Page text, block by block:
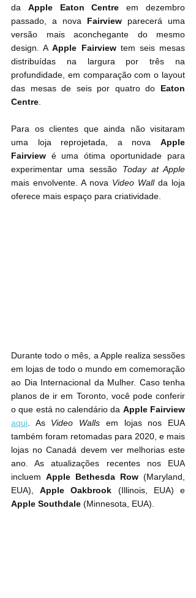
da Apple Eaton Centre em dezembro
passado, a nova Fairview parecerá uma
versão mais aconchegante do mesmo
design. A Apple Fairview tem seis mesas
distribuídas na largura por três na
profundidade, em comparação com o layout
das mesas de seis por quatro do Eaton
Centre.
Para os clientes que ainda não visitaram
uma loja reprojetada, a nova Apple
Fairview é uma ótima oportunidade para
experimentar uma sessão Today at Apple
mais envolvente. A nova Video Wall da loja
oferece mais espaço para criatividade.
Durante todo o mês, a Apple realiza sessões
em lojas de todo o mundo em comemoração
ao Dia Internacional da Mulher. Caso tenha
planos de ir em Toronto, você pode conferir
o que está no calendário da Apple Fairview
aqui . As Video Walls em lojas nos EUA
também foram retomadas para 2020, e mais
lojas no Canadá devem ver melhorias este
ano. As atualizações recentes nos EUA
incluem Apple Bethesda Row (Maryland,
EUA), Apple Oakbrook
Apple Southdale (Minnesota, EUA).